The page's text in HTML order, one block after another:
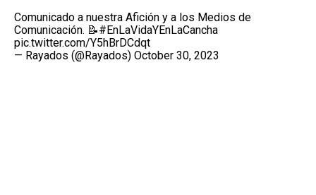
Comunicado a nuestra Afición y a los Medios de
Comunicación. 📝#EnLaVidaYEnLaCancha
pic.twitter.com/Y5hBrDCdqt
— Rayados (@Rayados) October 30, 2023